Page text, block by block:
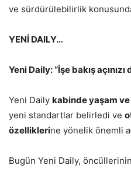
ve sürdürülebilirlik
YENİ DAILY…
Yeni Daily: “İşe bakış
Yeni Daily kabinde yaşam
yeni standartlar belirledi ve
özelliklerine yönelik önemli
Bugün Yeni Daily,